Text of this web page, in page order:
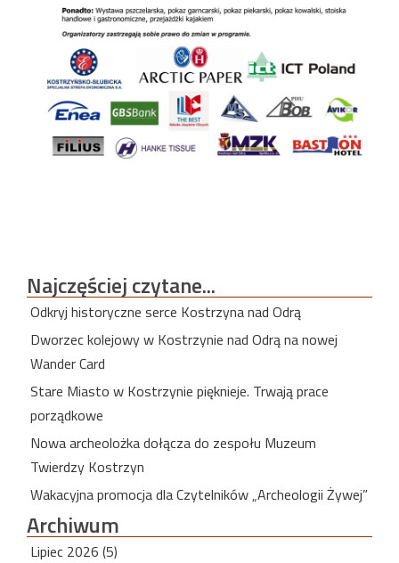
Najczęściejczytane...
Odkryj historyczne serce Kostrzyna nad Odrą
Dworzec kolejowy w Kostrzynie nad Odrą na nowej
Wander Card
Stare Miasto w Kostrzynie pięknieje. Trwają prace
porządkowe
Nowa archeolożka dołącza do zespołu Muzeum
Twierdzy Kostrzyn
Wakacyjna promocja dla Czytelników „Archeologii Żywej”
Archiwum
Lipiec 2026 (5)